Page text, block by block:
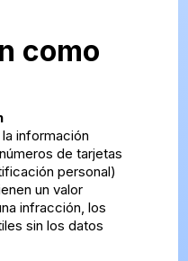
como
información
de tarjetas
personal)
un valor
infracción, los
sin los datos